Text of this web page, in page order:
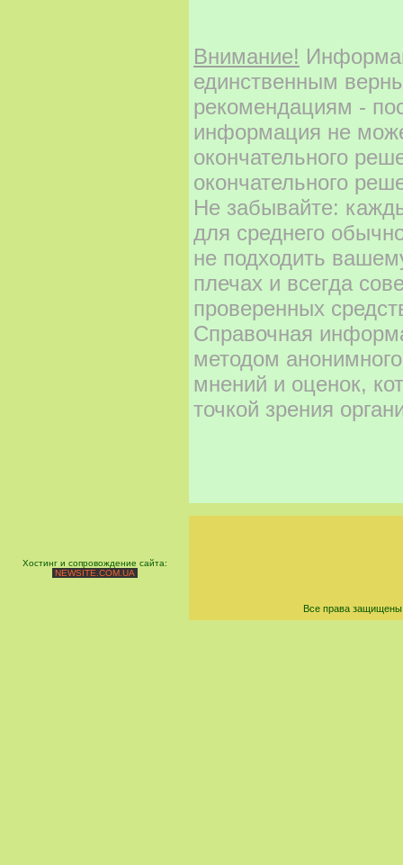
Внимание!
единственным
рекомендациям -
информация не
окончательного
окончательного
Не забывайте:
для среднего
не подходить
плечах и всегда
проверенных
Справочная
методом
мнений и оценок,
точкой зрения
Хостинг и сопровождение сайта:
NEWSITE.COM.UA
Все права